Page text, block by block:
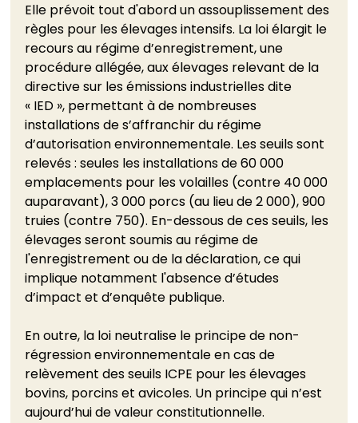
Elle prévoit tout d'abord un assouplissement des
règles pour les élevages intensifs. La loi élargit le
recours au régime d’enregistrement, une
procédure allégée, aux élevages relevant de la
directive sur les émissions industrielles dite
« IED », permettant à de nombreuses
installations de s’affranchir du régime
d’autorisation environnementale. Les seuils sont
relevés : seules les installations de 60 000
emplacements pour les volailles (contre 40 000
auparavant), 3 000 porcs (au lieu de 2 000), 900
truies (contre 750). En-dessous de ces seuils, les
élevages seront soumis au régime de
l'enregistrement ou de la déclaration, ce qui
implique notamment l'absence d’études
d’impact et d’enquête publique.
En outre, la loi neutralise le principe de non-
régression environnementale en cas de
relèvement des seuils ICPE pour les élevages
bovins, porcins et avicoles. Un principe qui n’est
aujourd’hui de valeur constitutionnelle.